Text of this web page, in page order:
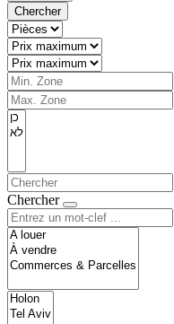
Chercher
Chercher